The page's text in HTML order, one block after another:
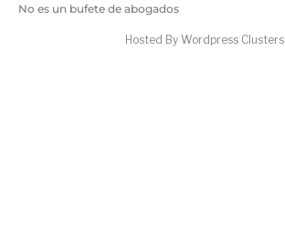
No es un bufete de abogados
Hosted By Wordpress Clusters